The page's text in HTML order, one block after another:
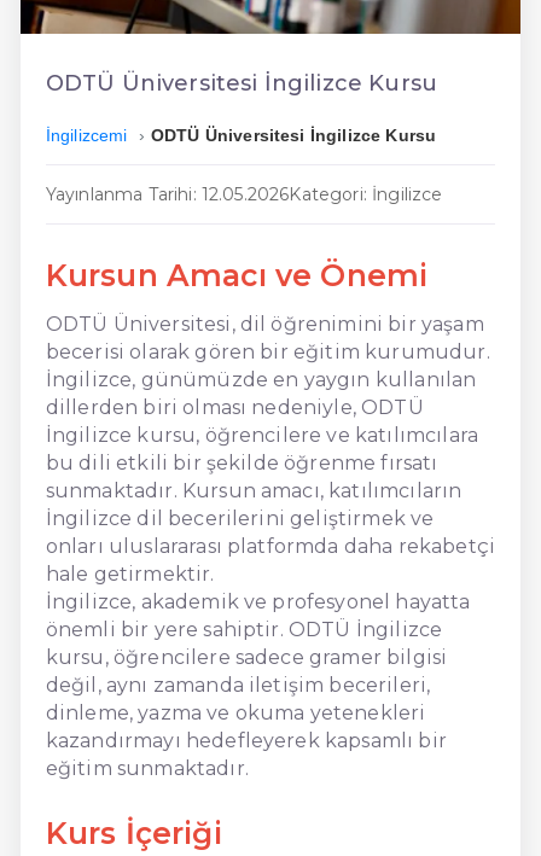
En Ucuz İngilizce
En Uygun İngilizce
Hızlı İngilizce
ODTÜ Üniversitesi İngilizce Kursu
İngilizcemi ODTÜ Üniversitesi İngilizce Kursu
Yayınlanma Tarihi: 12.05.2026Kategori: İngilizce
Kursun Amacı ve Önemi
ODTÜ Üniversitesi, dil öğrenimini bir yaşam
becerisi olarak gören bir eğitim kurumudur.
İngilizce, günümüzde en yaygın kullanılan
dillerden biri olması nedeniyle, ODTÜ
İngilizce kursu, öğrencilere ve katılımcılara
bu dili etkili bir şekilde öğrenme fırsatı
sunmaktadır. Kursun amacı, katılımcıların
İngilizce dil becerilerini geliştirmek ve
onları uluslararası platformda daha rekabetçi
hale getirmektir.
İngilizce, akademik ve profesyonel hayatta
önemli bir yere sahiptir. ODTÜ İngilizce
kursu, öğrencilere sadece gramer bilgisi
değil, aynı zamanda iletişim becerileri,
dinleme, yazma ve okuma yetenekleri
kazandırmayı hedefleyerek kapsamlı bir
eğitim sunmaktadır.
Kurs İçeriği